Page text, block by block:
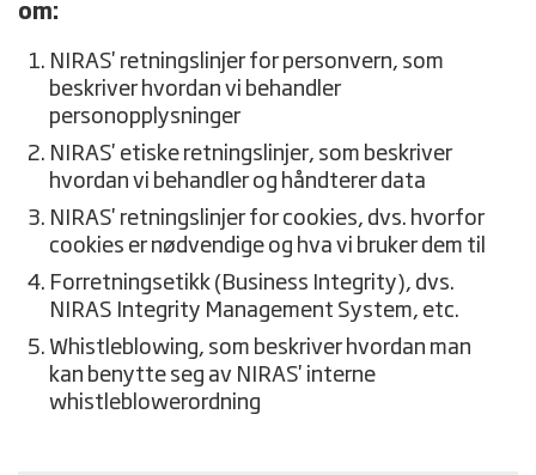
om:
NIRAS' retningslinjer for personvern, som
beskriver hvordan vi behandler
personopplysninger
NIRAS' etiske retningslinjer, som beskriver
hvordan vi behandler og håndterer data
NIRAS' retningslinjer for cookies, dvs. hvorfor
cookies er nødvendige og hva vi bruker dem til
Forretningsetikk (Business Integrity), dvs.
NIRAS Integrity Management System, etc.
Whistleblowing, som beskriver hvordan man
kan benytte seg av NIRAS' interne
whistleblowerordning